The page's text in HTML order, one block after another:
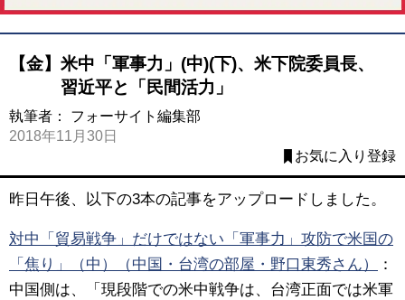
【金】米中「軍事力」(中)(下)、米下院委員長、
習近平と「民間活力」
執筆者： フォーサイト編集部
2018年11月30日
お気に入り登録
昨日午後、以下の3本の記事をアップロードしました。
対中「貿易戦争」だけではない「軍事力」攻防で米国の
「焦り」（中）（中国・台湾の部屋・野口東秀さん）
：
中国側は、「現段階での米中戦争は、台湾正面では米軍